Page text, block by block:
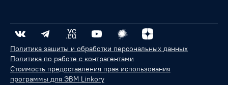
Политика защиты и обработки персональных данных
Политика по работе с контрагентами
Стоимость предоставления прав использования
программы для ЭВМ Linkory